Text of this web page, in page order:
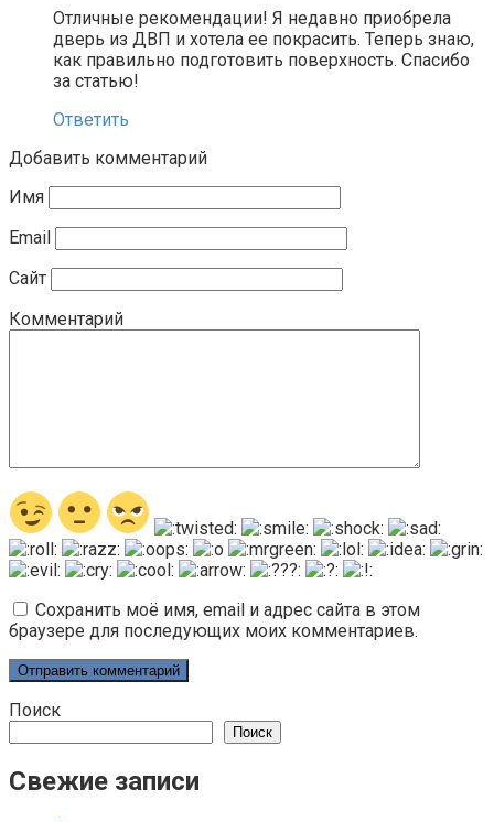
Отличные рекомендации! Я недавно приобрела
дверь из ДВП и хотела ее покрасить. Теперь знаю,
как правильно подготовить поверхность. Спасибо
за статью!
Ответить
Добавить комментарий
Имя
Email
Сайт
Комментарий
Сохранить моё имя, email и адрес сайта в этом
браузере для последующих моих комментариев.
Поиск
Поиск
Свежие записи